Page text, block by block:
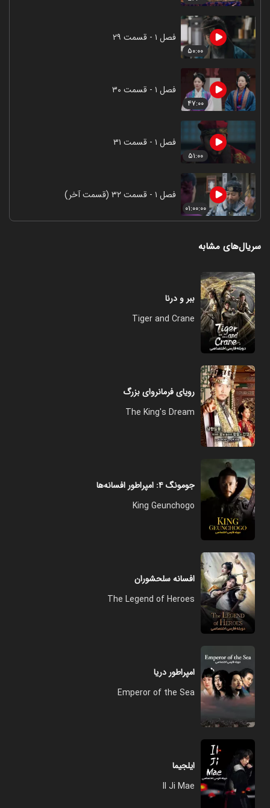
۵۰:۰۰
فصل ۱ - قسمت ۲۹
۴۷:۰۰
فصل ۱ - قسمت ۳۰
۵۱:۰۰
فصل ۱ - قسمت ۳۱
۰۱:۰۰:۰۰
فصل ۱ - قسمت ۳۲ (قسمت آخر)
سریال‌های مشابه
ببر و درنا
Tiger and Crane
رویای فرمانروای بزرگ
The King's Dream
جومونگ ۴: امپراطور افسانه‌ها
King Geunchogo
افسانه سلحشوران
The Legend of Heroes
امپراطور دریا
Emperor of the Sea
ایلجیما
Il Ji Mae